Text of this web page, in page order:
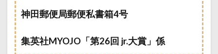
神田郵便局郵便私書箱4号
集英社MYOJO「第26回 jr.大賞」係